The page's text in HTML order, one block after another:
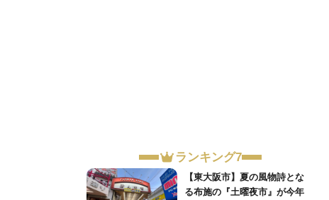
ランキング7
【東大阪市】夏の風物詩とな
る布施の『土曜夜市』が今年